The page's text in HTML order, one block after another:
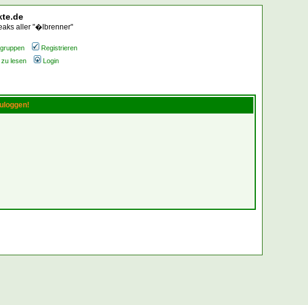
aller "�lbrenner"
Registrieren
zu lesen Login